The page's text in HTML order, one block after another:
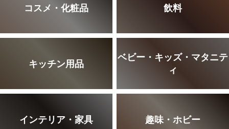
コスメ・化粧品 飲料
キッチン用品
ベビー・キッズ・マタニテ
ィ
インテリア・家具 趣味・ホビー